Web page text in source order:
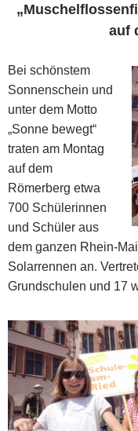
auf
Bei schönstem
Sonnenschein und
unter dem Motto
„Sonne bewegt“
traten am Montag
auf dem
Römerberg etwa
700 Schülerinnen
und Schüler aus
dem ganzen Rhein-
Solarrennen an.
Grundschulen und 17